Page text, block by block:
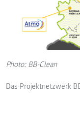
Photo: BB-Clean
Das Projektnetzwerk